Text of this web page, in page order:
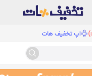
اپ تخفیف هات